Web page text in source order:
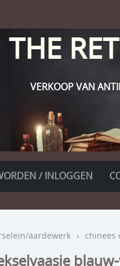
THE
VERKOOP VAN
/ INLOGGEN
aardewerk › chinees